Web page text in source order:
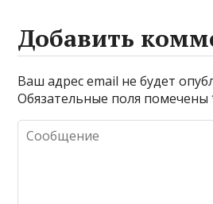
Добавить
Ваш адрес email не будет
Обязательные поля помечены